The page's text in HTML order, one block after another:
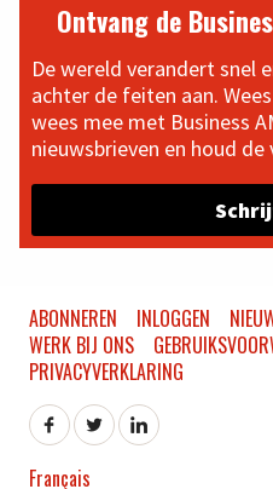
Ontvang de
De wereld verandert snel
achter de feiten aan.
wees mee met Business
nieuwsbrieven en houd de
ABONNEREN INLOGGEN
WERK BIJ ONS
PRIVACYVERKLARING
Français